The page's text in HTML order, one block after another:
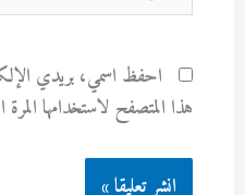
احفظ اسمي، بريدي
هذا المتصفح لاستخدامها المرة